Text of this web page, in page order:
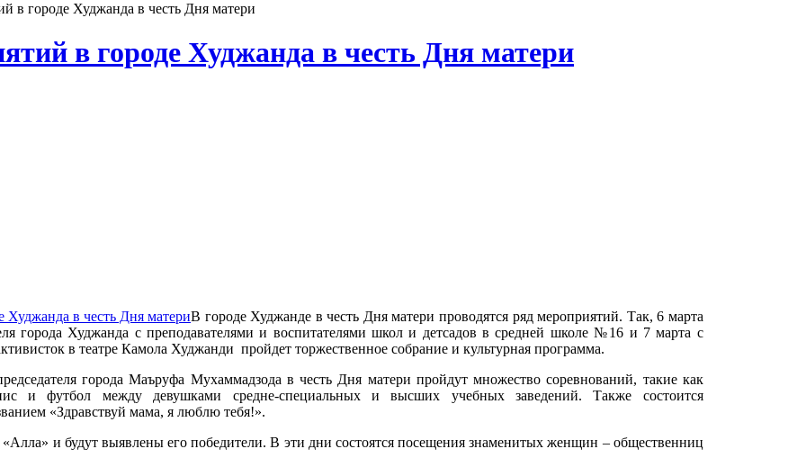
в городе Худжанда в честь Дня матери
в городе Худжанда в честь Дня матери
В городе Худжанде в честь Дня матери проводятся ряд мероприятий. Так, 6 марта
города Худжанда с преподавателями и воспитателями школ и детсадов в средней школе №16 и 7 марта с
в театре Камола Худжанди пройдет торжественное собрание и культурная программа.
города Маъруфа Мухаммадзода в честь Дня матери пройдут множество соревнований, такие как
и футбол между девушками средне-специальных и высших учебных заведений. Также состоится
«Здравствуй мама, я люблю тебя!».
«Алла» и будут выявлены его победители. В эти дни состоятся посещения знаменитых женщин – общественниц